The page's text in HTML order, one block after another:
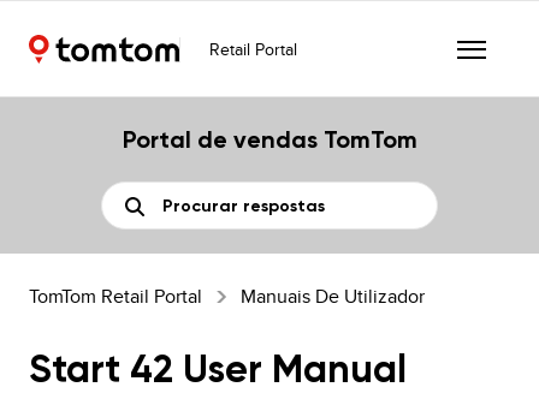
Retail Portal
Portal de vendas TomTom
TomTom Retail Portal Manuais De Utilizador
Start 42 User Manual